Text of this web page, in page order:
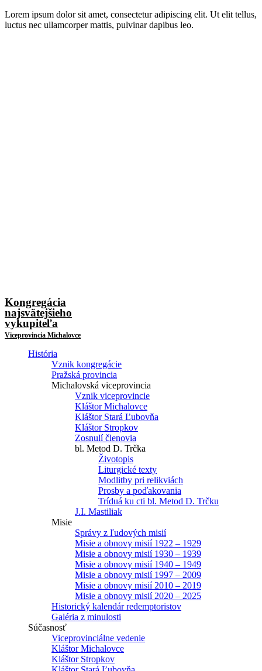
Lorem ipsum dolor sit amet, consectetur adipiscing elit. Ut elit tellus,
luctus nec ullamcorper mattis, pulvinar dapibus leo.
Kongregácia
najsvätejšieho
vykupiteľa
Viceprovincia Michalovce
História
Vznik kongregácie
Pražská provincia
Michalovská viceprovincia
Vznik viceprovincie
Kláštor Michalovce
Kláštor Stará Ľubovňa
Kláštor Stropkov
Zosnulí členovia
bl. Metod D. Trčka
Životopis
Liturgické texty
Modlitby pri relikviách
Prosby a poďakovania
Tríduá ku cti bl. Metod D. Trčku
J.I. Mastiliak
Misie
Správy z ľudových misií
Misie a obnovy misií 1922 – 1929
Misie a obnovy misií 1930 – 1939
Misie a obnovy misií 1940 – 1949
Misie a obnovy misií 1997 – 2009
Misie a obnovy misií 2010 – 2019
Misie a obnovy misií 2020 – 2025
Historický kalendár redemptoristov
Galéria z minulosti
Súčasnosť
Viceprovinciálne vedenie
Kláštor Michalovce
Kláštor Stropkov